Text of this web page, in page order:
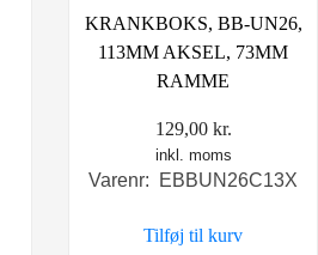
KRANKBOKS, BB-UN26,
113MM AKSEL, 73MM
RAMME
129,00 kr.
inkl. moms
Varenr: EBBUN26C13X
Tilføj til kurv